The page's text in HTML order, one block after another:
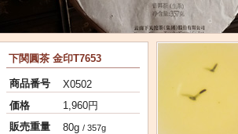
下関圓茶 金印T7653
商品番号
X0502
価格
1,960円
販売重量
80g / 357g